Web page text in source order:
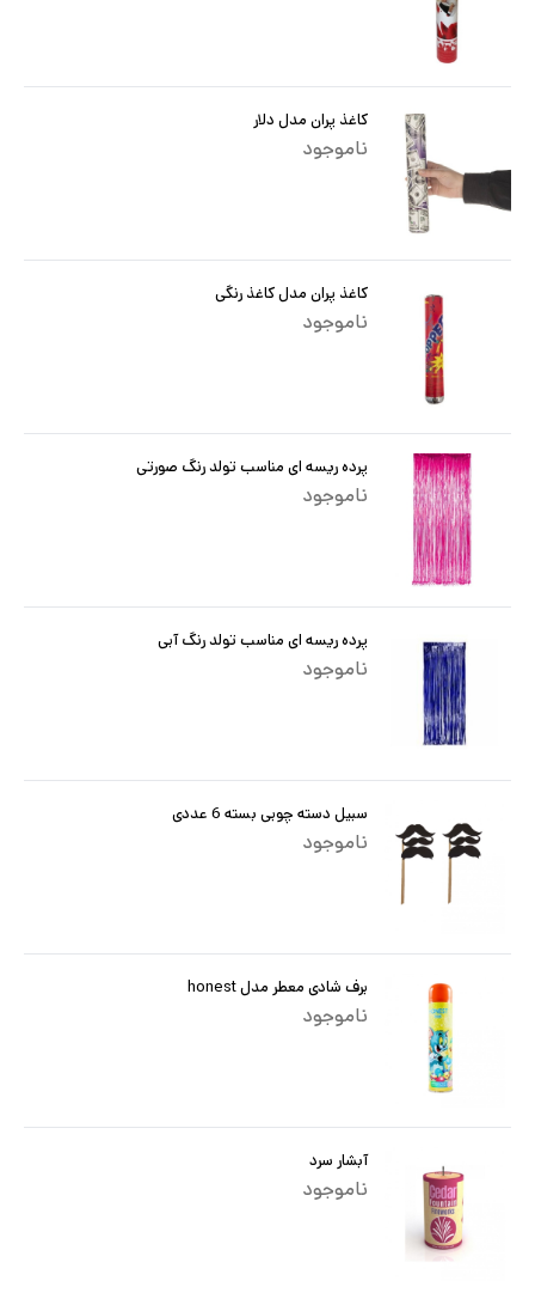
کاغذ پران مدل دلار
ناموجود
کاغذ پران مدل کاغذ رنگی
ناموجود
پرده ریسه ای مناسب تولد رنگ صورتی
ناموجود
پرده ریسه ای مناسب تولد رنگ آبی
ناموجود
سبیل دسته چوبی بسته 6 عددی
ناموجود
برف شادی معطر مدل honest
ناموجود
آبشار سرد
ناموجود